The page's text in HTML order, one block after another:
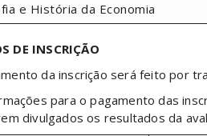
e História da Economia
DE INSCRIÇÃO
da inscrição será feito por
para o pagamento das
divulgados os resultados da